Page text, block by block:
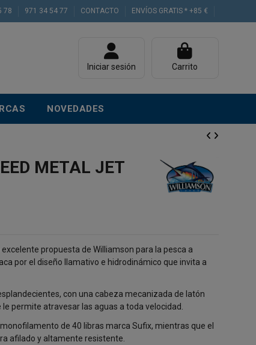
78 971 34 54 77 CONTACTO ENVÍOS GRATIS * +85 €
Iniciar sesión Carrito
NOVEDADES
METAL JET
propuesta de Williamson para la pesca a
por el diseño llamativo e hidrodinámico que invita a
con una cabeza mecanizada de latón
permite atravesar las aguas a toda velocidad.
de 40 libras marca Sufix, mientras que el
afilado y altamente resistente.